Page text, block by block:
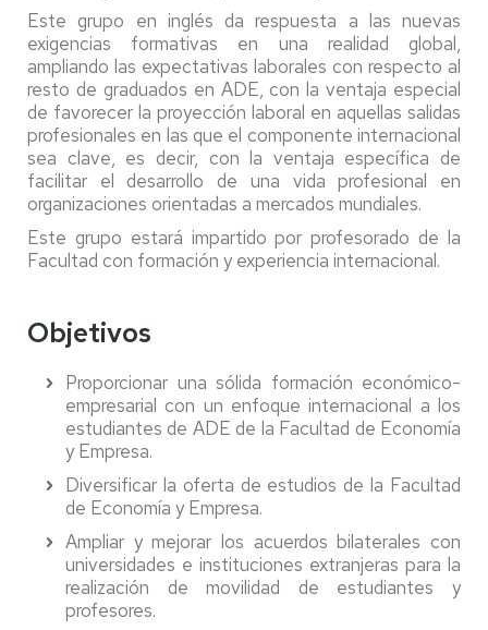
Este grupo en inglés da respuesta a las nuevas
exigencias formativas en una realidad global,
ampliando las expectativas laborales con respecto al
resto de graduados en ADE, con la ventaja especial
de favorecer la proyección laboral en aquellas salidas
profesionales en las que el componente internacional
sea clave, es decir, con la ventaja específica de
facilitar el desarrollo de una vida profesional en
organizaciones orientadas a mercados mundiales.
Este grupo estará impartido por profesorado de la
Facultad con formación y experiencia internacional.
Objetivos
Proporcionar una sólida formación económico-
empresarial con un enfoque internacional a los
estudiantes de ADE de la Facultad de Economía
y Empresa.
Diversificar la oferta de estudios de la Facultad
de Economía y Empresa.
Ampliar y mejorar los acuerdos bilaterales con
universidades e instituciones extranjeras para la
realización de movilidad de estudiantes y
profesores.